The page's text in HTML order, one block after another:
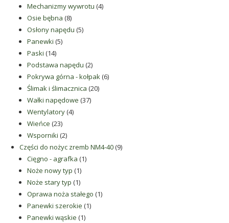
produkty
Mechanizmy wywrotu 44
Osie bębna 88
produktów
Osłony napędu 55
Panewki 55
Paski 1414
produktów
Podstawa napędu 22
produkty
Pokrywa górna - kołpak 66
Ślimak i ślimacznica 2020
Wałki napędowe 3737
Wentylatory 44
Wieńce 2323
produkty
Wsporniki 22
produkty
Części do nożyc zremb NM4-40 99
Cięgno - agrafka 11
Noże nowy typ 11
produkt
Noże stary typ 11
produkt
Oprawa noża stałego 11
Panewki szerokie 11
Panewki wąskie 11